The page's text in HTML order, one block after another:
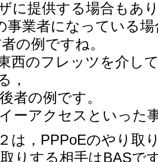
に提供する場合もあ
事業者になっている
の例ですね。
西のフレッツを介し
，
者の例です。
ーアクセスといった
は，PPPoEのやり取
りする相手はBASで